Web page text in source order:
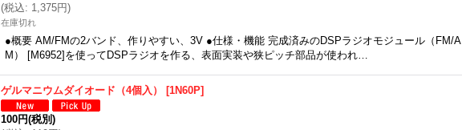
(税込: 1,375円)
在庫切れ
●概要 AM/FMの2バンド、作りやすい、3V ●仕様・機能 完成済みのDSPラジオモジュール（FM/A
M） [M6952]を使ってDSPラジオを作る、表面実装や狭ピッチ部品が使われ…
ゲルマニウムダイオード（4個入） [1N60P]
100円(税別)